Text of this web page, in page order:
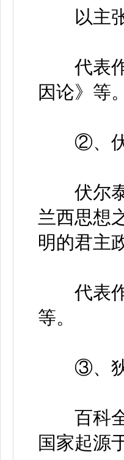
以主张
代表作
因论》等。
②、伏
伏尔泰
兰西思想
明的君主
代表作
等。
③、狄
百科全
国家起源